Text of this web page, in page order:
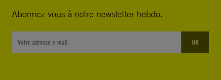
Abonnez-vous à notre newsletter hebdo.
OK